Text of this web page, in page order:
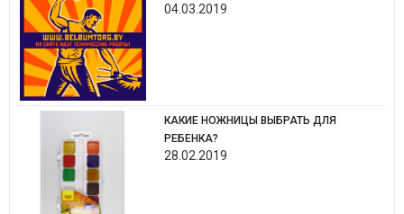
04.03.2019
КАКИЕ НОЖНИЦЫ ВЫБРАТЬ ДЛЯ
РЕБЕНКА?
28.02.2019